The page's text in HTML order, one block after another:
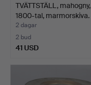
TVÄTTSTÄLL, mahogny,
1800-tal, marmorskiva.
2 dagar
2 bud
41 USD